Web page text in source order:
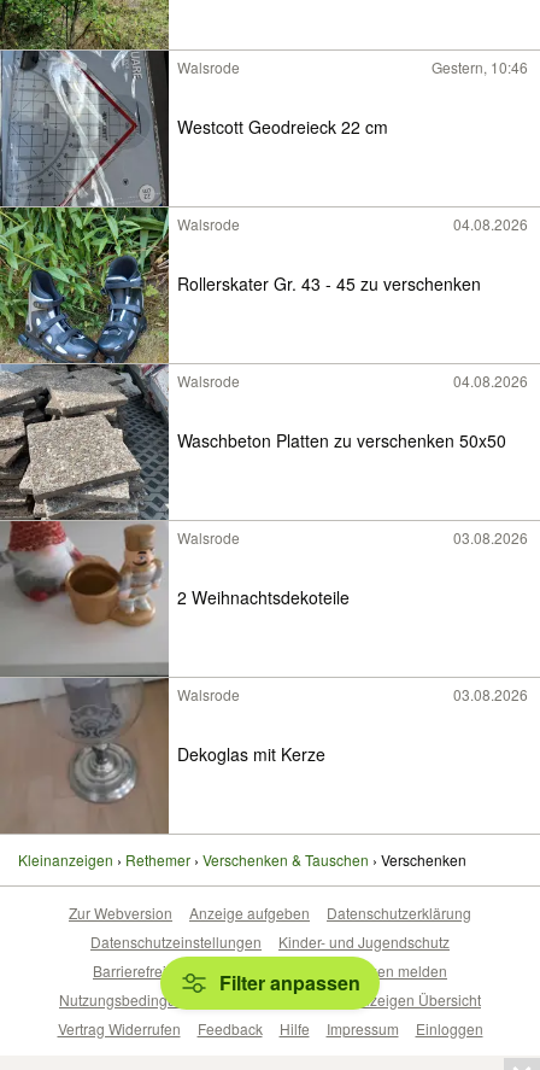
Walsrode Gestern, 10:46
Westcott Geodreieck 22 cm
Walsrode 04.08.2026
Rollerskater Gr. 43 - 45 zu verschenken
Walsrode 04.08.2026
Waschbeton Platten zu verschenken 50x50
Walsrode 03.08.2026
2 Weihnachtsdekoteile
Walsrode 03.08.2026
Dekoglas mit Kerze
Kleinanzeigen Rethemer Verschenken & Tauschen Verschenken
Filter anpassen
Zur Webversion Anzeige aufgeben
Datenschutzerklärung
Datenschutzeinstellungen
Kinder- und Jugendschutz
Barrierefreiheitserklärung
Sicherheitslücken melden
Nutzungsbedingungen
Beliebte Suchen
Anzeigen Übersicht
Vertrag Widerrufen
Feedback Hilfe Impressum Einloggen